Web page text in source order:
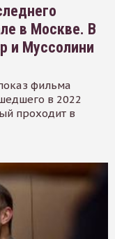
в Москве. В
и Муссолини
фильма
в 2022
проходит в